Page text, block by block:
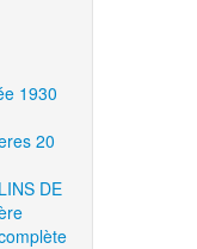
1930
20
DE